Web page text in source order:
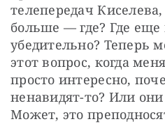
телепередач
больше — где? Где еще
убедительно? Теперь
этот вопрос, когда
просто интересно,
ненавидят-то? Или
Может, это